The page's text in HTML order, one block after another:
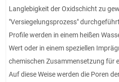
Langlebigkeit der Oxidschicht zu
"Versiegelungsprozess"
Profile werden in einem heißen
Wert oder in einem speziellen
chemischen Zusammensetzung für
Auf diese Weise werden die Poren